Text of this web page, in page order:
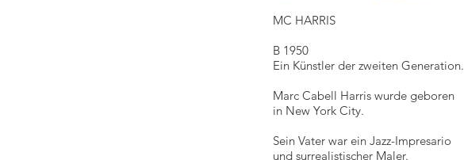
MC HARRIS
B 1950
Ein Künstler der zweiten Generation.
Marc Cabell Harris wurde geboren
in New York City.
Sein Vater war ein Jazz-Impresario
und surrealistischer Maler.